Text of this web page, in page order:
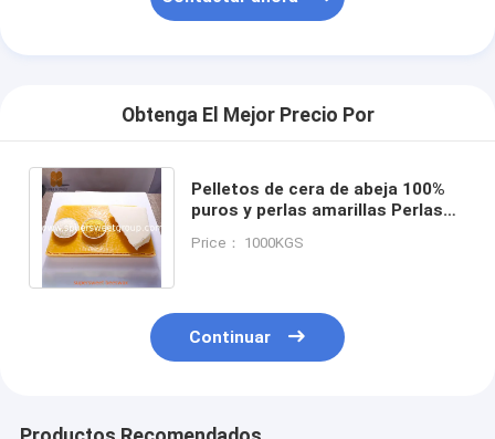
Obtenga El Mejor Precio Por
Pelletos de cera de abeja 100%
puros y perlas amarillas Perlas
bricolaje
Price： 1000KGS
Continuar